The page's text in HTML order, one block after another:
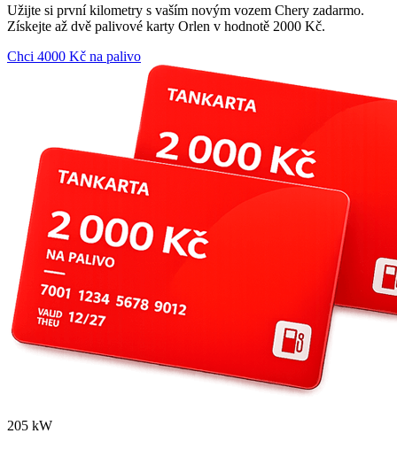
Užijte si první kilometry s vaším novým vozem Chery zadarmo.
Získejte až dvě palivové karty Orlen v hodnotě 2000 Kč.
Chci 4000 Kč na palivo
205 kW